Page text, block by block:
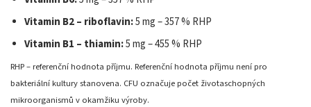
Vitamin B2 – riboflavin:5 mg – 357 % RHP
Vitamin B1 – thiamin:5 mg – 455 % RHP
RHP – referenční hodnota příjmu. Referenční hodnota příjmu není pro
bakteriální kultury stanovena. CFU označuje počet životaschopných
mikroorganismů v okamžiku výroby.